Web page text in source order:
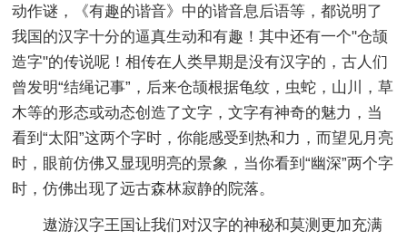
动作谜，《有趣的谐音》中的谐音息后语等，都说明了
我国的汉字十分的逼真生动和有趣！其中还有一个"仓颉
造字"的传说呢！相传在人类早期是没有汉字的，古人们
曾发明“结绳记事”，后来仓颉根据龟纹，虫蛇，山川，草
木等的形态或动态创造了文字，文字有神奇的魅力，当
看到“太阳”这两个字时，你能感受到热和力，而望见月亮
时，眼前仿佛又显现明亮的景象，当你看到“幽深”两个字
时，仿佛出现了远古森林寂静的院落。
遨游汉字王国让我们对汉字的神秘和莫测更加充满